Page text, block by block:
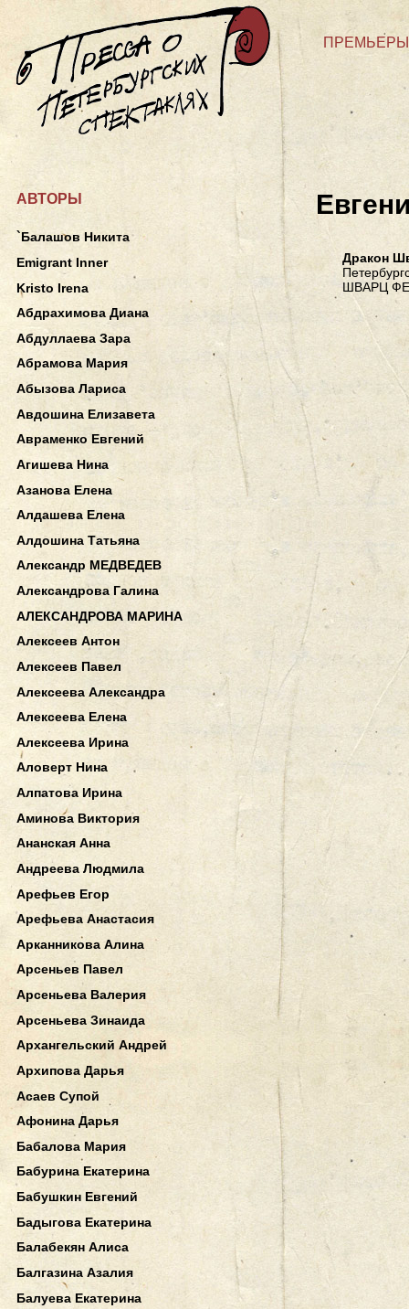
ПРЕМЬЕРЫ
Дракон
ШВАРЦ
АВТОРЫ
`Балашов Никита
Emigrant Inner
Kristo Irena
Абдрахимова Диана
Абдуллаева Зара
Абрамова Мария
Абызова Лариса
Авдошина Елизавета
Авраменко Евгений
Агишева Нина
Азанова Елена
Алдашева Елена
Алдошина Татьяна
Александр МЕДВЕДЕВ
Александрова Галина
АЛЕКСАНДРОВА МАРИНА
Алексеев Антон
Алексеев Павел
Алексеева Александра
Алексеева Елена
Алексеева Ирина
Аловерт Нина
Алпатова Ирина
Аминова Виктория
Ананская Анна
Андреева Людмила
Арефьев Егор
Арефьева Анастасия
Арканникова Алина
Арсеньев Павел
Арсеньева Валерия
Арсеньева Зинаида
Архангельский Андрей
Архипова Дарья
Асаев Супой
Афонина Дарья
Бабалова Мария
Бабурина Екатерина
Бабушкин Евгений
Бадыгова Екатерина
Балабекян Алиса
Балгазина Азалия
Балуева Екатерина